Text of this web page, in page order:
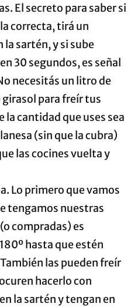
El secreto para saber si
correcta, tirá un
la sartén, y si sube
30 segundos, es señal
necesitás un litro de
girasol para freír tus
la cantidad que uses sea
(sin que la cubra)
las cocines vuelta y
Lo primero que vamos
tengamos nuestras
compradas) es
hasta que estén
las pueden freír
hacerlo con
la sartén y tengan en